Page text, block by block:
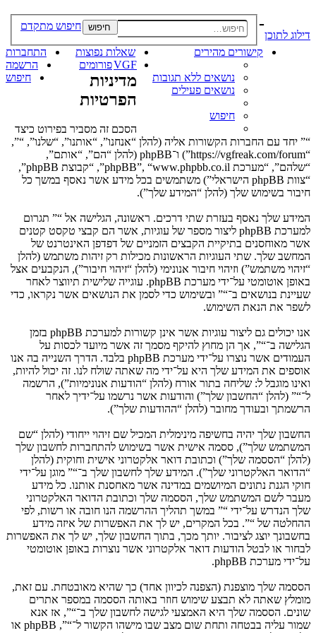
דילוג לתוכן
חיפוש חיפוש מתקדם
קישורים מהירים
נושאים ללא תגובות
נושאים פעילים
חיפוש
שאלות נפוצות
התחברות
הרשמה
VGFפורומים
חיפוש
-
מדיניות
הפרטיות
הסכם זה מסביר בפירוט כיצד
“” יחד עם החברות הקשורות אליה (להלן “אנחנו”, “אותנו”, “שלנו”, “”,
“https://vgfreak.com/forum”) ו־phpBB (להלן “הם”, “אותם”,
“שלהם”, “מערכת phpBB”, “www.phpbb.co.il”, “קבוצת phpBB”,
“צוות phpBB הישראלי”) משתמשים בכל מידע אשר נאסף במשך כל
חיבור בשימוש שלך (להלן “המידע שלך”).
המידע שלך נאסף בעזרת שתי דרכים. ראשונה, הגלישה אל “” תגרום
למערכת phpBB ליצור מספר של עוגיות, אשר הם קבצי טקסט קטנים
אשר מאוחסנים בתיקיית הקבצים הזמניים של דפדפן האינטרנט של
המחשב שלך. שתי העוגיות הראשונות מכילות רק זיהות משתמש (להלן
“זיהוי משתמש”) וזיהוי חיבור אנונימי (להלן “זיהוי חיבור”), הנקבעים אצל
באופן אוטומטי על־ידי מערכת phpBB. עוגייה שלישית תיווצר לאחר
שעיינת בנושאים ב־“” ובשימוש כדי לסמן את הנושאים אשר נקראו, כדי
לשפר את הנאת השימוש.
אנו יכולים גם ליצור עוגיות אשר אינן קשורות למערכת phpBB בזמן
הגלישה ב־“”, אך הן מחוץ להיקף מסמך זה אשר מיועד לכסות על
העמודים אשר נוצרו על־ידי מערכת phpBB בלבד. הדרך השנייה בה אנו
אוספים את המידע שלך היא על־ידי מה שאתה שולח לנו. זה יכול להיות,
ואינו מוגבל ל: שליחה בתור אורח (להלן “הודעות אנונימיות”), הרשמה
ל־“” (להלן “החשבון שלך”) והודעות אשר נרשמו על־ידיך לאחר
הרשמתך ובעודך מחובר (להלן “ההודעות שלך”).
החשבון שלך יהיה בחשיפה מינימלית המכיל שם זיהוי ייחודי (להלן “שם
המשתמש שלך”), ססמה אישית אשר בשימוש להתחברות לחשבון שלך
(להלן “הססמה שלך”) וכתובת דואר אלקטרוני אישית וחוקית (להלן
“הדואר האלקטרוני שלך”). המידע שלך לחשבון שלך ב־“” מוגן על־ידי
חוקי הגנת נתונים המיושמים במדינה אשר מאחסנת אותנו. כל מידע
מעבר לשם המשתמש שלך, הססמה שלך וכתובת הדואר האלקטרוני
שלך הנדרש על־ידי “” במשך תהליך ההרשמה הנו חובה או רשות, לפי
ההחלטה של “”. בכל המקרים, יש לך את האפשרות של איזה מידע
בחשבונך יוצג לציבור. יותך מכך, בתוך החשבון שלך, יש לך את האפשרות
לבחור או לבטל הודעות דואר אלקטרוני אשר נוצרות באופן אוטומטי
על־ידי מערכת phpBB.
הססמה שלך מוצפנת (הצפנה לכיוון אחד) כך שהיא מאובטחת. עם זאת,
מומלץ שאתה לא תבצע שימוש חוזר באותה הססמה במספר אתרים
שונים. הססמה שלך היא האמצעי לגישה לחשבון שלך ב־“”, אז אנא
שמור עליה בבטחה ותחת שום מצב שבו מישהו הקשור ל־“”, phpBB או